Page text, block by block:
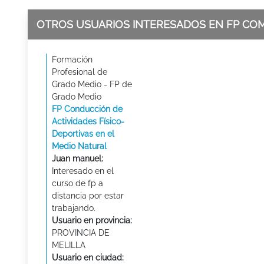
OTROS USUARIOS INTERESADOS EN FP
Formación
Profesional de
Grado Medio - FP de
Grado Medio
FP Conducción de
Actividades Físico-
Deportivas en el
Medio Natural
Juan manuel:
Interesado en el
curso de fp a
distancia por estar
trabajando.
Usuario en provincia:
PROVINCIA DE
MELILLA
Usuario en ciudad: